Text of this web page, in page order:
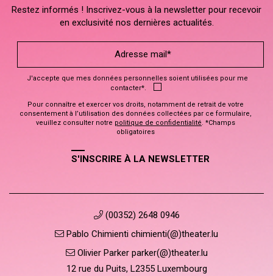
Restez informés ! Inscrivez-vous à la newsletter pour recevoir
en exclusivité nos dernières actualités.
J'accepte que mes données personnelles soient utilisées pour me
contacter*.
Pour connaître et exercer vos droits, notamment de retrait de votre
consentement à l’utilisation des données collectées par ce formulaire,
veuillez consulter notre politique de confidentialité. *Champs
obligatoires
S'INSCRIRE À LA NEWSLETTER
(00352) 2648 0946
Pablo Chimienti chimienti(@)theater.lu
Olivier Parker parker(@)theater.lu
12 rue du Puits, L2355 Luxembourg